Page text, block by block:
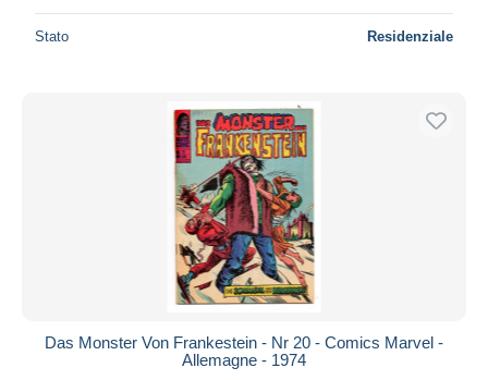
Stato Residenziale
Das Monster Von Frankestein - Nr 20 - Comics Marvel -
Allemagne - 1974